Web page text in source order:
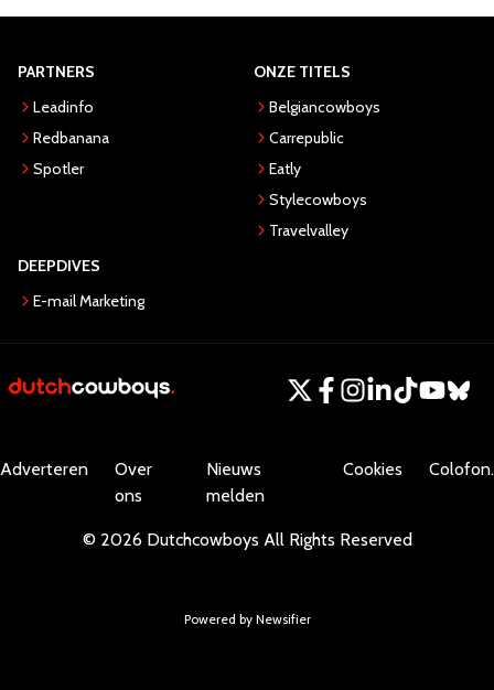
PARTNERS
Leadinfo
Redbanana
Spotler
ONZE TITELS
Belgiancowboys
Carrepublic
Eatly
Stylecowboys
Travelvalley
DEEPDIVES
E-mail Marketing
Adverteren
Over
ons
Nieuws
melden
Cookies Colofon.
© 2026 Dutchcowboys All Rights Reserved
Powered by Newsifier